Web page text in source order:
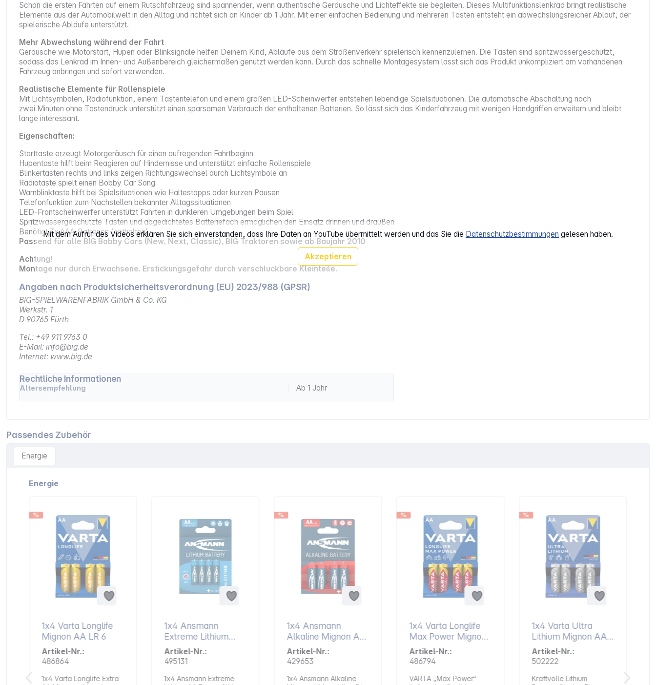
Mit dem Aufruf des Videos erklären Sie sich einverstanden, dass Ihre Daten an YouTube übermittelt werden und das Sie die Datenschutzbestimmungen gelesen haben.
Akzeptieren
Schon die ersten Fahrten auf einem Rutschfahrzeug sind spannender, wenn authentische Geräusche und Lichteffekte sie begleiten. Dieses Multifunktionslenkrad bringt realistische
Elemente aus der Automobilwelt in den Alltag und richtet sich an Kinder ab 1 Jahr. Mit einer einfachen Bedienung und mehreren Tasten entsteht ein abwechslungsreicher Ablauf, der
spielerische Abläufe unterstützt.
Mehr Abwechslung während der Fahrt
Geräusche wie Motorstart, Hupen oder Blinksignale helfen Deinem Kind, Abläufe aus dem Straßenverkehr spielerisch kennenzulernen. Die Tasten sind spritzwassergeschützt,
sodass das Lenkrad im Innen- und Außenbereich gleichermaßen genutzt werden kann. Durch das schnelle Montagesystem lässt sich das Produkt unkompliziert am vorhandenen
Fahrzeug anbringen und sofort verwenden.
Realistische Elemente für Rollenspiele
Mit Lichtsymbolen, Radiofunktion, einem Tastentelefon und einem großen LED-Scheinwerfer entstehen lebendige Spielsituationen. Die automatische Abschaltung nach
zwei Minuten ohne Tastendruck unterstützt einen sparsamen Verbrauch der enthaltenen Batterien. So lässt sich das Kinderfahrzeug mit wenigen Handgriffen erweitern und bleibt
lange interessant.
Eigenschaften:
Starttaste erzeugt Motorgeräusch für einen aufregenden Fahrtbeginn
Hupentaste hilft beim Reagieren auf Hindernisse und unterstützt einfache Rollenspiele
Blinkertasten rechts und links zeigen Richtungswechsel durch Lichtsymbole an
Radiotaste spielt einen Bobby Car Song
Warnblinktaste hilft bei Spielsituationen wie Haltestopps oder kurzen Pausen
Telefonfunktion zum Nachstellen bekannter Alltagssituationen
LED‑Frontscheinwerfer unterstützt Fahrten in dunkleren Umgebungen beim Spiel
Spritzwassergeschützte Tasten und abgedichtetes Batteriefach ermöglichen den Einsatz drinnen und draußen
Benötigt 3x AAA-Batterien (enthalten)
Passend für alle BIG Bobby Cars (New, Next, Classic), BIG Traktoren sowie ab Baujahr 2010
Achtung!
Montage nur durch Erwachsene. Erstickungsgefahr durch verschluckbare Kleinteile.
Angaben nach Produktsicherheitsverordnung (EU) 2023/988 (GPSR)
BIG-SPIELWARENFABRIK GmbH & Co. KG
Werkstr. 1
D 90765 Fürth
Tel.: +49 911 9763 0
E-Mail: info@big.de
Internet: www.big.de
Rechtliche Informationen
Altersempfehlung Ab 1 Jahr
Passendes Zubehör
Energie
Artikelgalerie überspringen
Energie
%
1x4 Varta Longlife
Mignon AA LR 6
Artikel-Nr.:
486864
1x4 Varta Longlife Extra
1x4 Ansmann
Extreme Lithium
Mignon AA LR 6
Artikel-Nr.:
495131
1x4 Ansmann Extreme
%
1x4 Ansmann
Alkaline Mignon AA
LR 6 red-line
5015563
Artikel-Nr.:
429653
1x4 Ansmann Alkaline
%
1x4 Varta Longlife
Max Power Mignon
AA LR 6
Artikel-Nr.:
486794
VARTA „Max Power“
%
1x4 Varta Ultra
Lithium Mignon AA
LR 6
Artikel-Nr.:
502222
Kraftvolle Lithium